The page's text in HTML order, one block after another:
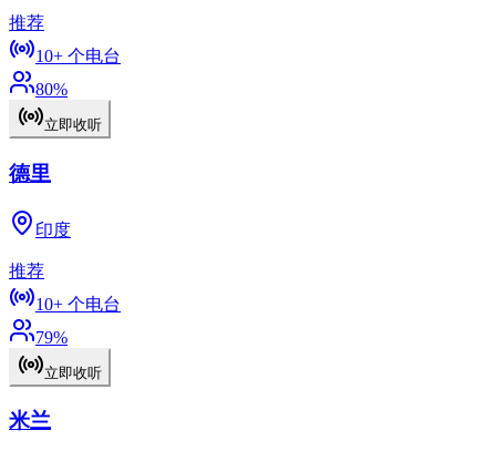
推荐
10+ 个电台
80%
立即收听
德里
印度
推荐
10+ 个电台
79%
立即收听
米兰